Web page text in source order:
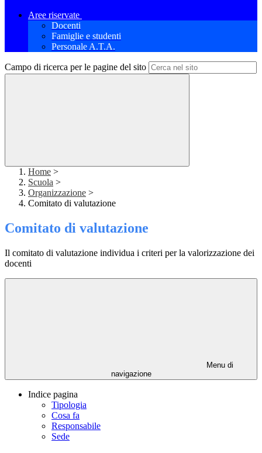
Aree riservate
Docenti
Famiglie e studenti
Personale A.T.A.
Campo di ricerca per le pagine del sito
Home >
Scuola >
Organizzazione >
Comitato di valutazione
Comitato di valutazione
Il comitato di valutazione individua i criteri per la valorizzazione dei
docenti
Menu di
navigazione
Indice pagina
Tipologia
Cosa fa
Responsabile
Sede